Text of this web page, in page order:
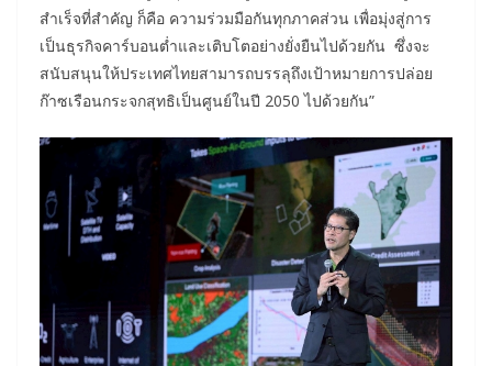
สำเร็จที่สำคัญ ก็คือ ความร่วมมือกันทุกภาคส่วน เพื่อมุ่งสู่การ
เป็นธุรกิจคาร์บอนต่ำและเติบโตอย่างยั่งยืนไปด้วยกัน ซึ่งจะ
สนับสนุนให้ประเทศไทยสามารถบรรลุถึงเป้าหมายการปล่อย
ก๊าซเรือนกระจกสุทธิเป็นศูนย์ในปี 2050 ไปด้วยกัน”